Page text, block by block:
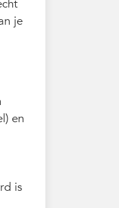
je
en
is